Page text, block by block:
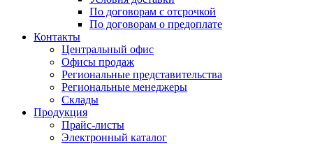
По договорам с отсрочкой
По договорам о предоплате
Контакты
Центральный офис
Офисы продаж
Региональные представительства
Региональные менеджеры
Склады
Продукция
Прайс-листы
Электронный каталог